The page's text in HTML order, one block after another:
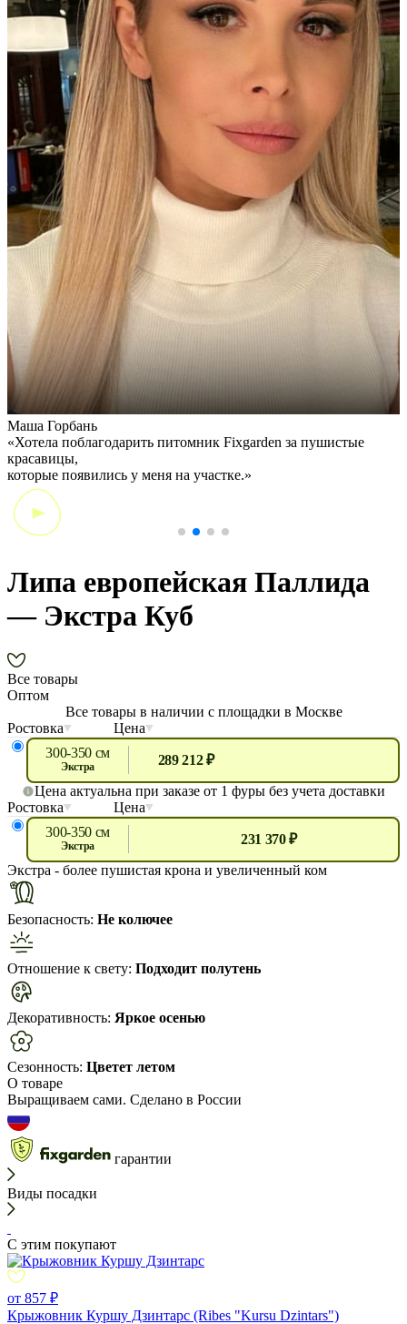
Маша Горбань
«Хотела поблагодарить питомник Fixgarden за пушистые
красавицы,
которые появились у меня на участке.»
Липа европейская Паллида
— Экстра Куб
Все товары
Оптом
Все товары в наличии с площадки в Москве
Ростовка
Цена
300-350 см
экстра
289 212 ₽
Цена актуальна при заказе от 1 фуры без учета доставки
Ростовка
Цена
300-350 см
экстра
231 370 ₽
Экстра - более пушистая крона и увеличенный ком
Безопасность: Не колючее
Отношение к свету: Подходит полутень
Декоративность: Яркое осенью
Сезонность: Цветет летом
О товаре
Выращиваем сами. Сделано в России
гарантии
Виды посадки
С этим покупают
от 857 ₽
Крыжовник Куршу Дзинтарс (Ribes "Kursu Dzintars")